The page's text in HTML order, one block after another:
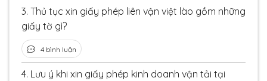
3. Thủ tục xin giấy phép liên vận việt lào gồm những
giấy tờ gì?
4 bình luận
4. Lưu ý khi xin giấy phép kinh doanh vận tải tại